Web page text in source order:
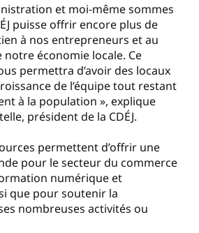
et moi-même sommes
puisse offrir encore plus de
à nos entrepreneurs et au
économie locale. Ce
permettra d’avoir des locaux
de l’équipe tout restant
à la population », explique
président de la CDÉJ.
permettent d’offrir une
pour le secteur du commerce
numérique et
que pour soutenir la
nombreuses activités ou